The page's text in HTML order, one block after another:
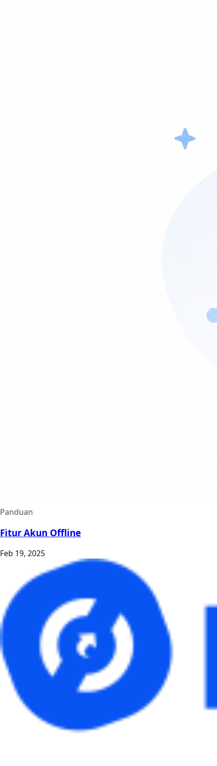
Panduan
Fitur Akun Offline
Feb 19, 2025